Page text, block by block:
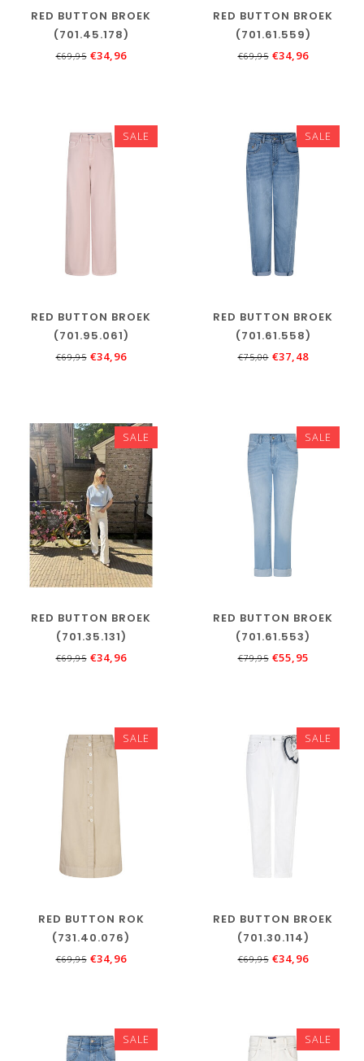
RED BUTTON BROEK
(701.45.178)
€69,95 €34,96
RED BUTTON BROEK
(701.61.559)
€69,95 €34,96
SALE
RED BUTTON BROEK
(701.95.061)
€69,95 €34,96
SALE
RED BUTTON BROEK
(701.61.558)
€75,00 €37,48
SALE
RED BUTTON BROEK
(701.35.131)
€69,95 €34,96
SALE
RED BUTTON BROEK
(701.61.553)
€79,95 €55,95
SALE
RED BUTTON ROK
(731.40.076)
€69,95 €34,96
SALE
RED BUTTON BROEK
(701.30.114)
€69,95 €34,96
SALE SALE